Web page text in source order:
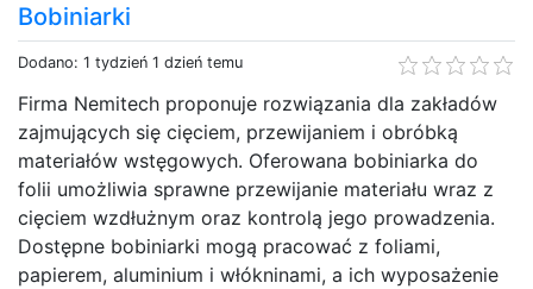
Bobiniarki
Dodano: 1 tydzień 1 dzień temu
Firma Nemitech proponuje rozwiązania dla zakładów
zajmujących się cięciem, przewijaniem i obróbką
materiałów wstęgowych. Oferowana bobiniarka do
folii umożliwia sprawne przewijanie materiału wraz z
cięciem wzdłużnym oraz kontrolą jego prowadzenia.
Dostępne bobiniarki mogą pracować z foliami,
papierem, aluminium i włókninami, a ich wyposażenie